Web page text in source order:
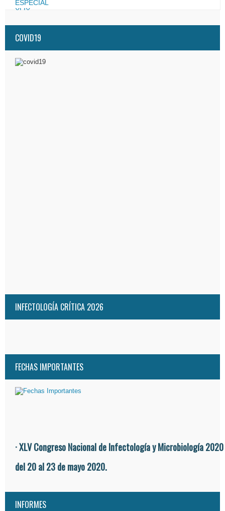
COVID19
INFECTOLOGÍA CRÍTICA 2026
FECHAS IMPORTANTES
· XLV Congreso Nacional de Infectología y Microbiología 2020
del 20 al 23 de mayo 2020.
INFORMES